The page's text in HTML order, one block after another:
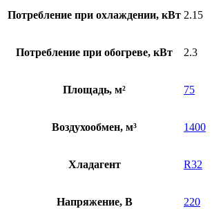
Потребление при охлаждении, кВт 2.15
Потребление при обогреве, кВт 2.3
Площадь, м² 75
Воздухообмен, м³ 1400
Хладагент R32
Напряжение, В 220